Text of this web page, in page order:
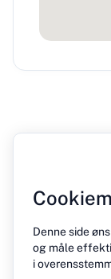
Denne side
og måle
i
Om osBlog